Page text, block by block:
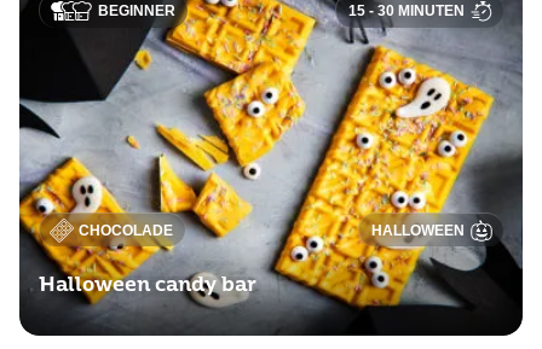
BEGINNER
CHOCOLADE
15 - 30 MINUTEN
HALLOWEEN
Halloween candy bar